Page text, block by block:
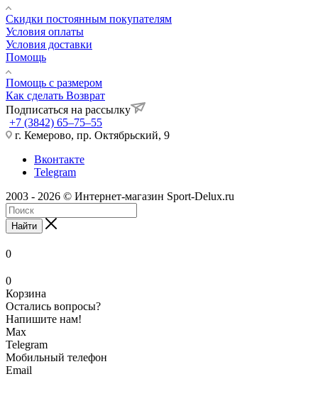
Скидки постоянным покупателям
Условия оплаты
Условия доставки
Помощь
Помощь с размером
Как сделать Возврат
Подписаться на рассылку
+7 (3842) 65–75–55
г. Кемерово, пр. Октябрьский, 9
Вконтакте
Telegram
2003 - 2026 © Интернет-магазин Sport-Delux.ru
Найти
0
0
Корзина
Остались вопросы?
Напишите нам!
Max
Telegram
Мобильный телефон
Email